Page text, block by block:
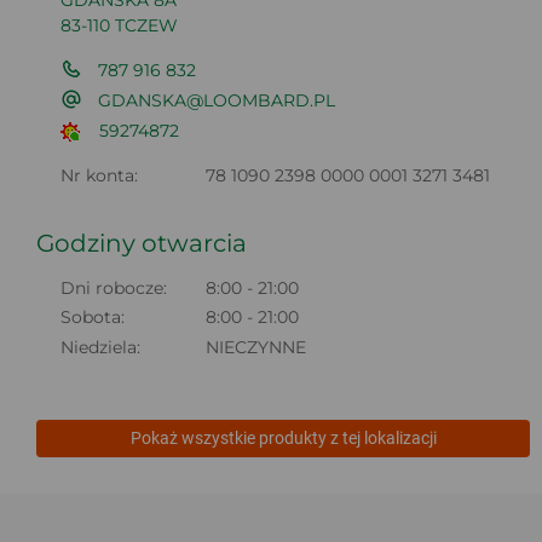
83-110 TCZEW
787 916 832
GDANSKA@LOOMBARD.PL
59274872
Nr konta: 78 1090 2398 0000 0001 3271 3481
Godziny otwarcia
Dni robocze:
8:00 - 21:00
Sobota:
8:00 - 21:00
Niedziela:
NIECZYNNE
Pokaż wszystkie produkty z tej lokalizacji